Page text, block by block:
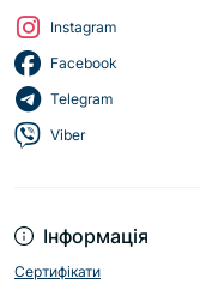
Інформація
Сертифікати
Instagram
Facebook
Telegram
Viber